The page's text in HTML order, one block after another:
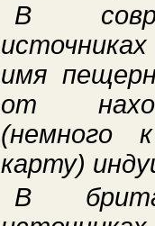
В
имя
от
(немного
карту)
В